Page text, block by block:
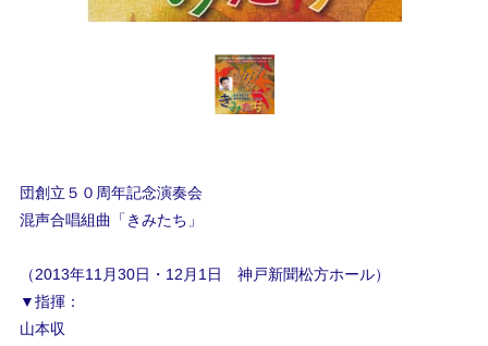
団創立５０周年記念演奏会
混声合唱組曲「きみたち」
（2013年11月30日・12月1日 神戸新聞松方ホール）
▼指揮：
山本収